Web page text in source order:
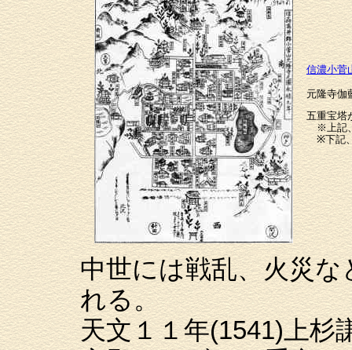
信濃小菅
元隆寺伽
五重宝塔
※上記、
※下記、
中世には戦乱、火災
れる。
天文１１年(1541)上杉